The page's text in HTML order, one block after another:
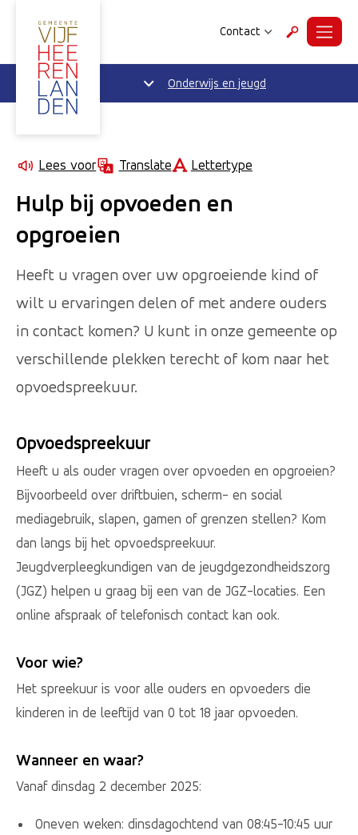
Contact ZoekenMenu
Onderwijs en jeugd
Lees voor Translate Lettertype
Hulp bij opvoeden en
opgroeien
Heeft u vragen over uw opgroeiende kind of
wilt u ervaringen delen of met andere ouders
in contact komen? U kunt in onze gemeente op
verschillende plekken terecht of kom naar het
opvoedspreekuur.
Opvoedspreekuur
Heeft u als ouder vragen over opvoeden en opgroeien?
Bijvoorbeeld over driftbuien, scherm- en social
mediagebruik, slapen, gamen of grenzen stellen? Kom
dan langs bij het opvoedspreekuur.
Jeugdverpleegkundigen van de jeugdgezondheidszorg
(JGZ) helpen u graag bij een van de JGZ-locaties. Een
online afspraak of telefonisch contact kan ook.
Voor wie?
Het spreekuur is voor alle ouders en opvoeders die
kinderen in de leeftijd van 0 tot 18 jaar opvoeden.
Wanneer en waar?
Vanaf dinsdag 2 december 2025:
Oneven weken: dinsdagochtend van 08:45-10:45 uur